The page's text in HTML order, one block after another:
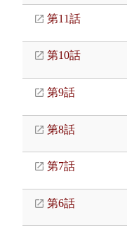
第11話
第10話
第9話
第8話
第7話
第6話